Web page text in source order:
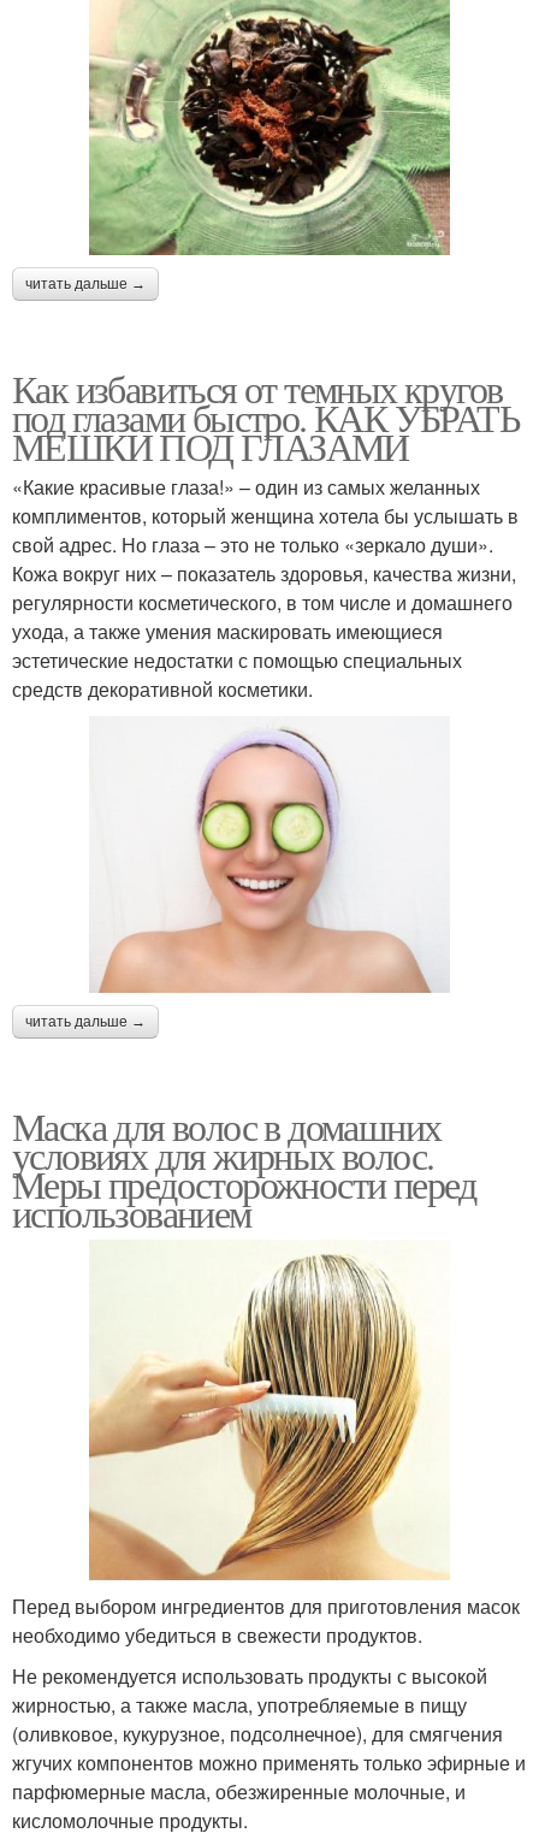
читать дальше →
Как избавиться от темных кругов
под глазами быстро. КАК УБРАТЬ
МЕШКИ ПОД ГЛАЗАМИ
«Какие красивые глаза!» – один из самых желанных
комплиментов, который женщина хотела бы услышать в
свой адрес. Но глаза – это не только «зеркало души».
Кожа вокруг них – показатель здоровья, качества жизни,
регулярности косметического, в том числе и домашнего
ухода, а также умения маскировать имеющиеся
эстетические недостатки с помощью специальных
средств декоративной косметики.
читать дальше →
Маска для волос в домашних
условиях для жирных волос.
Меры предосторожности перед
использованием
Перед выбором ингредиентов для приготовления масок
необходимо убедиться в свежести продуктов.
Не рекомендуется использовать продукты с высокой
жирностью, а также масла, употребляемые в пищу
(оливковое, кукурузное, подсолнечное), для смягчения
жгучих компонентов можно применять только эфирные и
парфюмерные масла, обезжиренные молочные, и
кисломолочные продукты.